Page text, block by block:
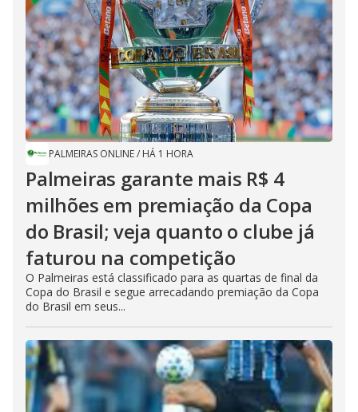
PALMEIRAS ONLINE/ HÁ 1 HORA
Palmeiras garante mais R$ 4
milhões em premiação da Copa
do Brasil; veja quanto o clube já
faturou na competição
O Palmeiras está classificado para as quartas de final da
Copa do Brasil e segue arrecadando premiação da Copa
do Brasil em seus...